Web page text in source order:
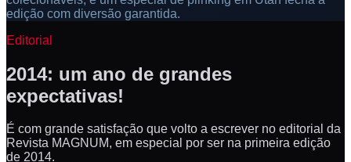
edição com diversão garantida.
Editorial
2014: um ano de grandes
expectativas!
É com grande satisfação que volto a escrever no editorial da
Revista MAGNUM, em especial por ser na primeira edição
de 2014.